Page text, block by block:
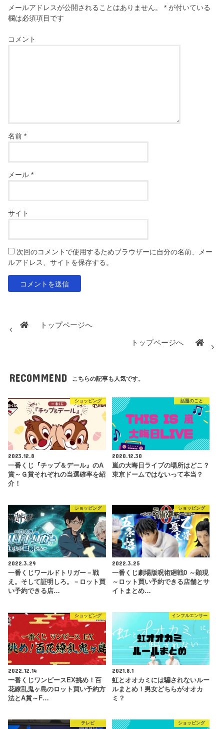
メールアドレスが公開されることはありません。 * が付いている
欄は必須項目です
コメント
名前*
メール*
サイト
次回のコメントで使用するためブラウザーに自分の名前、メー
ルアドレス、サイトを保存する。
トップページへ
トップページへ
RECOMMEND こちらの記事も人気です。
ショッピング
2023.12.8
一番くじ『チップ＆デール』のA
賞～Ｇ賞それぞれの当選確率を紹
介！
話題のこと
2020.12.30
嵐の大晦日ライブの場所はどこ？
東京ドームではないって本当？
ショッピング
2022.3.29
一番くじワールドトリガー－戦
え。そして証明しろ。－ロット買
い予約できる店…
ショッピング
2022.3.25
一番くじ劇場版呪術廻戦0 ～顕現
～ロット買い予約できる店舗とサ
イトまとめ…
ショッピング
2022.12.14
一番くじワンピースEX挑め！百
花繚乱鬼ヶ島のロット買い予約方
法とA賞～F…
インフルエンサー
2021.8.1
虹とオオカミには騙されないルー
ルまとめ！男女どちらがオオカ
ミ？
テレビ ショッピング